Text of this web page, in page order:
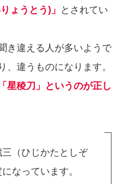
ょうとう)」 とされてい
き違える人が多いようで
、違うものになります。
星稜刀」というのが正し
（ひじかたとしぞ
なっています。